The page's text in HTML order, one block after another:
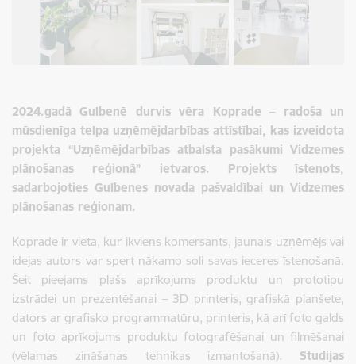
2024.gadā Gulbenē durvis vēra Koprade – radoša un
mūsdienīga telpa uzņēmējdarbības attīstībai, kas izveidota
projekta “Uzņēmējdarbības atbalsta pasākumi Vidzemes
plānošanas reģionā” ietvaros. Projekts īstenots,
sadarbojoties Gulbenes novada pašvaldībai un Vidzemes
plānošanas reģionam.
Koprade ir vieta, kur ikviens komersants, jaunais uzņēmējs vai
idejas autors var spert nākamo soli savas ieceres īstenošanā.
Šeit pieejams plašs aprīkojums produktu un prototipu
izstrādei un prezentēšanai – 3D printeris, grafiskā planšete,
dators ar grafisko programmatūru, printeris, kā arī foto galds
un foto aprīkojums produktu fotografēšanai un filmēšanai
(vēlamas zināšanas tehnikas izmantošanā). Studijas